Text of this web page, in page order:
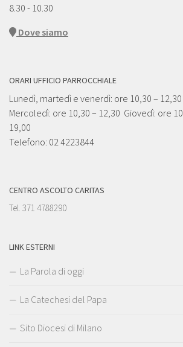
8.30 - 10.30
Dove siamo
ORARI UFFICIO PARROCCHIALE
Lunedì, martedì e venerdì: ore 10,30 –
Mercoledì: ore 10,30 – 12,30 Giovedì: ore
19,00
Telefono: 02 4223844
CENTRO ASCOLTO CARITAS
Tel. 371 4788290
LINK ESTERNI
La Parola di oggi
La Catechesi del Papa
Sito Diocesi di Milano